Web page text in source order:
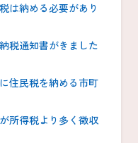
は納める必要があり
税通知書がきました
住民税を納める市町
所得税より多く徴収